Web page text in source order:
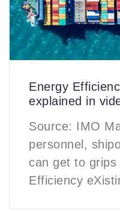
Energy
explained in
Source: IMO
personnel,
can get to
Efficiency